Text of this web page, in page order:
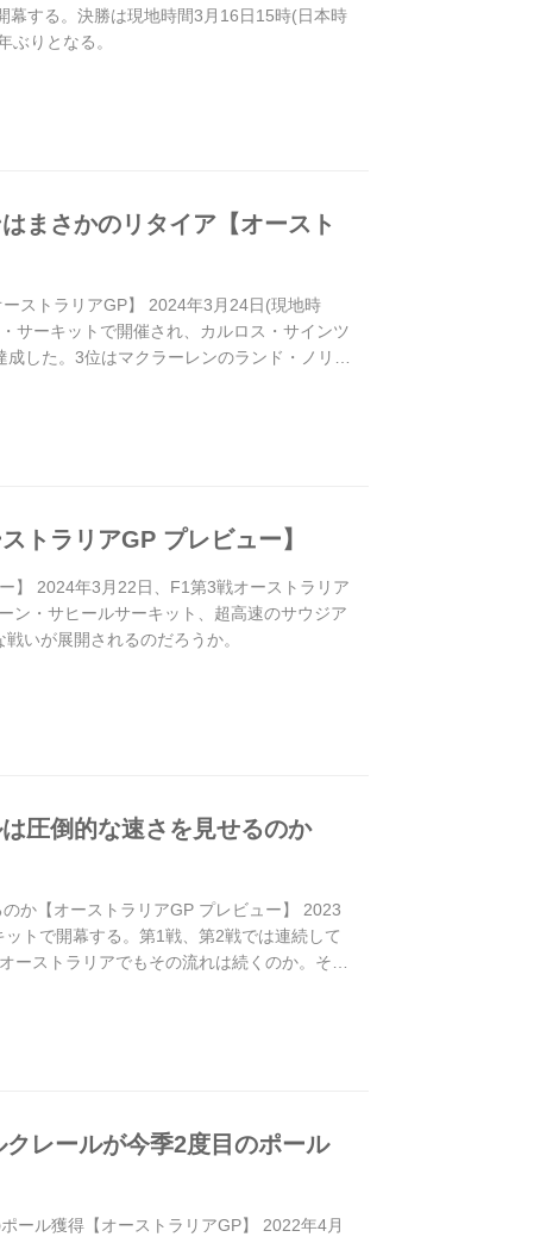
幕する。決勝は現地時間3月16日15時(日本時
りとなる。
まさかのリタイア【オースト
ストラリアGP】 2024年3月24日(現地時
サーキットで開催され、カルロス・サインツ
した。3位はマクラーレンのランド・ノリ
トラリアGP プレビュー】
】 2024年3月22日、F1第3戦オーストラリア
ン・サヒールサーキット、超高速のサウジア
いが展開されるのだろうか。
圧倒的な速さを見せるのか
か【オーストラリアGP プレビュー】 2023
トで開幕する。第1戦、第2戦では連続して
ストラリアでもその流れは続くのか。それ
レールが今季2度目のポール
ール獲得【オーストラリアGP】 2022年4月